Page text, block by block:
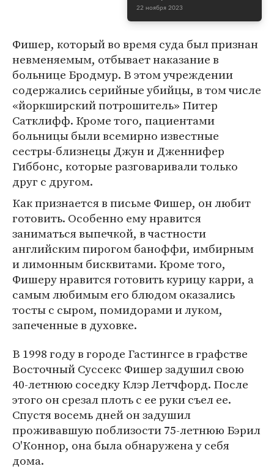
22 ноября 2023
Фишер, который во время суда был признан
невменяемым, отбывает наказание в
больнице Бродмур. В этом учреждении
содержались серийные убийцы, в том числе
«йоркширский потрошитель» Питер
Сатклифф. Кроме того, пациентами
больницы были всемирно известные
сестры-близнецы Джун и Дженнифер
Гиббонс, которые разговаривали только
друг с другом.
Как признается в письме Фишер, он любит
готовить. Особенно ему нравится
заниматься выпечкой, в частности
английским пирогом баноффи, имбирным
и лимонным бисквитами. Кроме того,
Фишеру нравится готовить курицу карри, а
самым любимым его блюдом оказались
тосты с сыром, помидорами и луком,
запеченные в духовке.
В 1998 году в городе Гастингсе в графстве
Восточный Суссекс Фишер задушил свою
40-летнюю соседку Клэр Летчфорд. После
этого он срезал плоть с ее руки съел ее.
Спустя восемь дней он задушил
проживавшую поблизости 75-летнюю Бэрил
О'Коннор, она была обнаружена у себя
дома.